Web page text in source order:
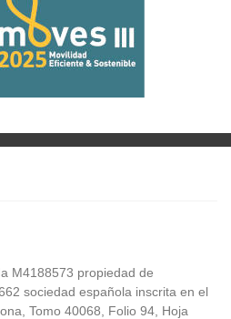
M4188573 propiedad de
sociedad española inscrita en el
Tomo 40068, Folio 94, Hoja